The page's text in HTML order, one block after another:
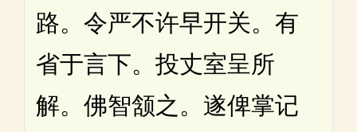
路。令严不许早开关。有
省于言下。投丈室呈所
解。佛智颔之。遂俾掌记